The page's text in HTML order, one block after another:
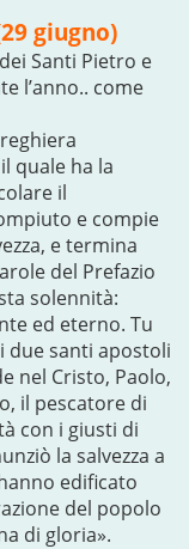
giugno)
Santi Pietro e
l’anno.. come
quale ha la
il
e compie
e termina
del Prefazio
solennità:
ed eterno. Tu
due santi apostoli
nel Cristo, Paolo,
il pescatore di
con i giusti di
la salvezza a
edificato
del popolo
di gloria».